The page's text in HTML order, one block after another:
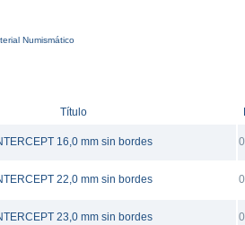
Numismático
Título
16,0 mm sin bordes
22,0 mm sin bordes
23,0 mm sin bordes